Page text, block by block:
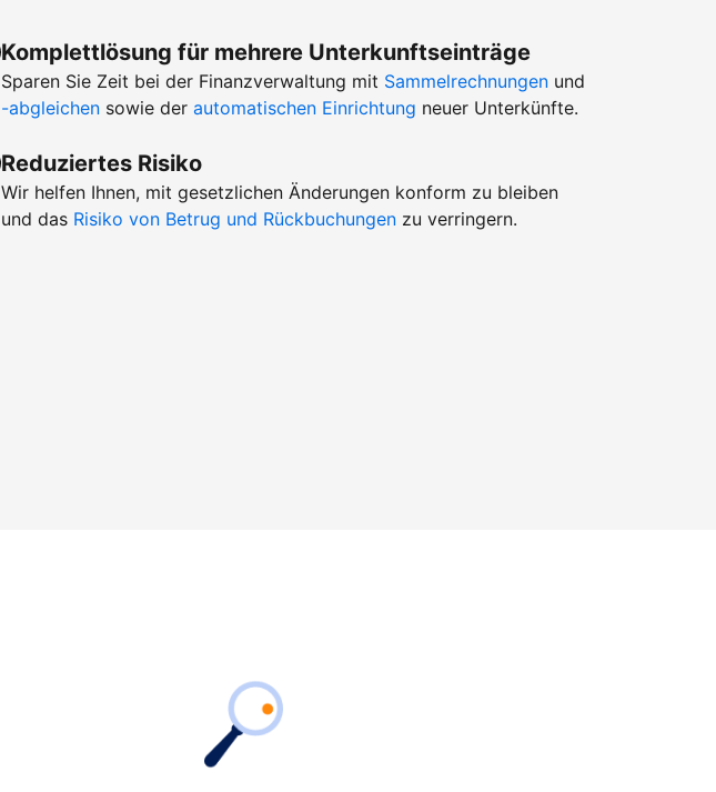
Komplettlösung für mehrere Unterkunftseinträge
Sparen Sie Zeit bei der Finanzverwaltung mit Sammelrechnungen und
-abgleichen sowie der automatischen Einrichtung neuer Unterkünfte.
Reduziertes Risiko
Wir helfen Ihnen, mit gesetzlichen Änderungen konform zu bleiben
und das Risiko von Betrug und Rückbuchungen zu verringern.